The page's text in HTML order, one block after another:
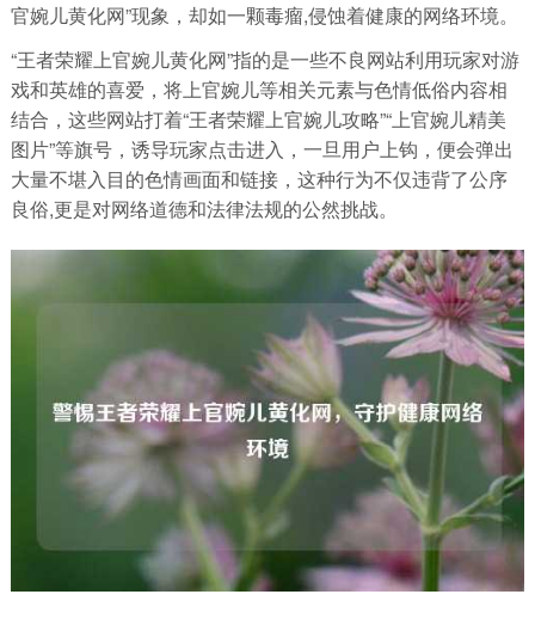
官婉儿黄化网”现象，却如一颗毒瘤,侵蚀着健康的网络环境。
“王者荣耀上官婉儿黄化网”指的是一些不良网站利用玩家对游
戏和英雄的喜爱，将上官婉儿等相关元素与色情低俗内容相
结合，这些网站打着“王者荣耀上官婉儿攻略”“上官婉儿精美
图片”等旗号，诱导玩家点击进入，一旦用户上钩，便会弹出
大量不堪入目的色情画面和链接，这种行为不仅违背了公序
良俗,更是对网络道德和法律法规的公然挑战。